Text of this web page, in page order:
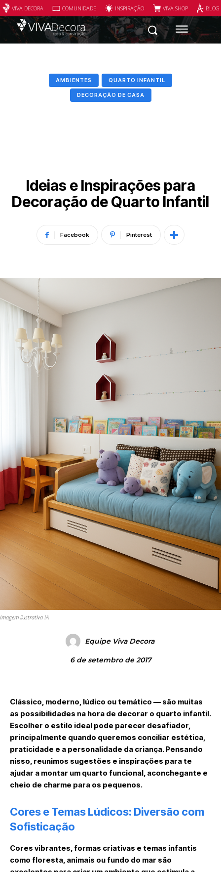
VIVA DECORA COMUNIDADE INSPIRAÇÃO VIVA SHOP
AMBIENTES QUARTO INFANTIL
DECORAÇÃO DE CASA
Ideias e Inspirações para
Decoração de Quarto Infantil
Facebook Pinterest
Imagem ilustrativa IA
Equipe Viva Decora
6 de setembro de 2017
Clássico, moderno, lúdico ou temático — são muitas
as possibilidades na hora de decorar o quarto infantil.
Escolher o estilo ideal pode parecer desafiador,
principalmente quando queremos conciliar estética,
praticidade e a personalidade da criança. Pensando
nisso, reunimos sugestões e inspirações para te
ajudar a montar um quarto funcional, aconchegante e
cheio de charme para os pequenos.
Cores e Temas Lúdicos: Diversão com
Sofisticação
Cores vibrantes, formas criativas e temas infantis
como floresta, animais ou fundo do mar são